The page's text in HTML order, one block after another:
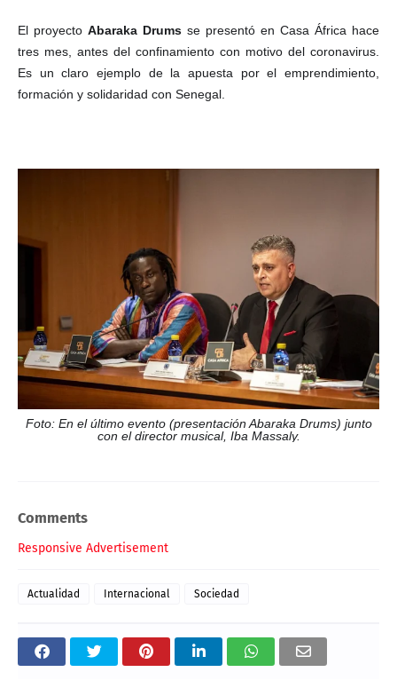
El proyecto Abaraka Drums se presentó en Casa África hace
tres mes, antes del confinamiento con motivo del coronavirus.
Es un claro ejemplo de la apuesta por el emprendimiento,
formación y solidaridad con Senegal.
Foto: En el último evento (presentación Abaraka Drums) junto
con el director musical, Iba Massaly.
Comments
Responsive Advertisement
Actualidad Internacional Sociedad